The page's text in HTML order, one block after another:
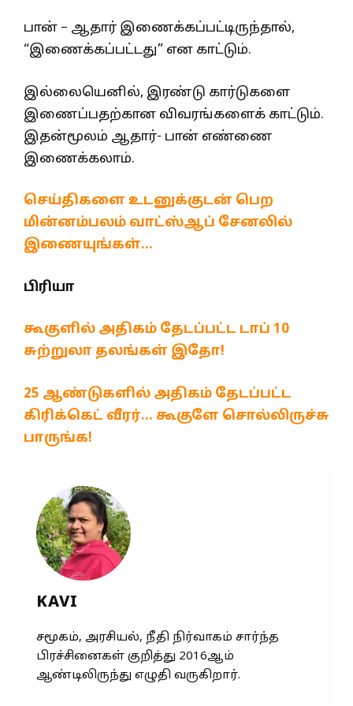
பான் – ஆதார் இணைக்கப்பட்டிருந்தால்,
“இணைக்கப்பட்டது” என காட்டும்.
இல்லையெனில், இரண்டு கார்டுகளை
இணைப்பதற்கான விவரங்களைக் காட்டும்.
இதன்மூலம் ஆதார்- பான் எண்ணை
இணைக்கலாம்.
செய்திகளை உடனுக்குடன் பெற
மின்னம்பலம் வாட்ஸ்ஆப் சேனலில்
இணையுங்கள்…
பிரியா
கூகுளில் அதிகம் தேடப்பட்ட டாப் 10
சுற்றுலா தலங்கள் இதோ!
25 ஆண்டுகளில் அதிகம் தேடப்பட்ட
கிரிக்கெட் வீரர்… கூகுளே சொல்லிருச்சு
பாருங்க!
KAVI
சமூகம், அரசியல், நீதி நிர்வாகம் சார்ந்த
பிரச்சினைகள் குறித்து 2016ஆம்
ஆண்டிலிருந்து எழுதி வருகிறார்.